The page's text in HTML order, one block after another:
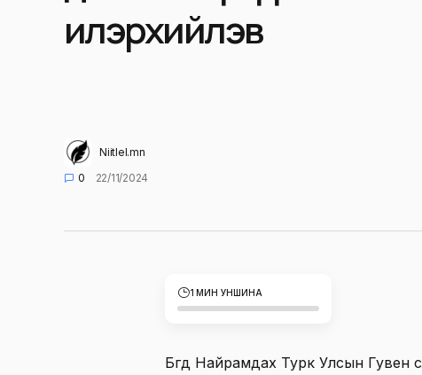
илэрхийлэв
Niitlel.mn
0
22/11/2024
1 МИН УНШИНА
Бүгд Найрамдах Турк Улсын Гувен